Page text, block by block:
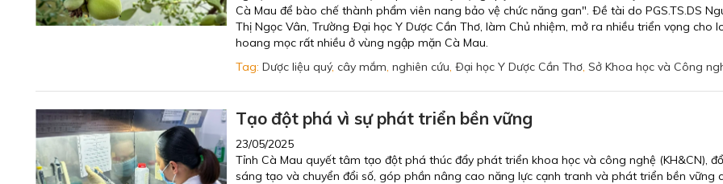
Cà Mau để bào chế thành phẩm viên nang bảo vệ chức năng gan". Ðề tài do PGS.TS.DS
Thị Ngọc Vân, Trường Ðại học Y Dược Cần Thơ, làm Chủ nhiệm, mở ra nhiều triển vọng cho
hoang mọc rất nhiều ở vùng ngập mặn Cà Mau.
Tag: Dược liệu quý, cây mắm, nghiên cứu, Ðại học Y Dược Cần Thơ, Sở Khoa học và Công
Tạo đột phá vì sự phát triển bền vững
23/05/2025
Tỉnh Cà Mau quyết tâm tạo đột phá thúc đẩy phát triển khoa học và công nghệ (KH&CN),
sáng tạo và chuyển đổi số, góp phần nâng cao năng lực cạnh tranh và phát triển bền vững